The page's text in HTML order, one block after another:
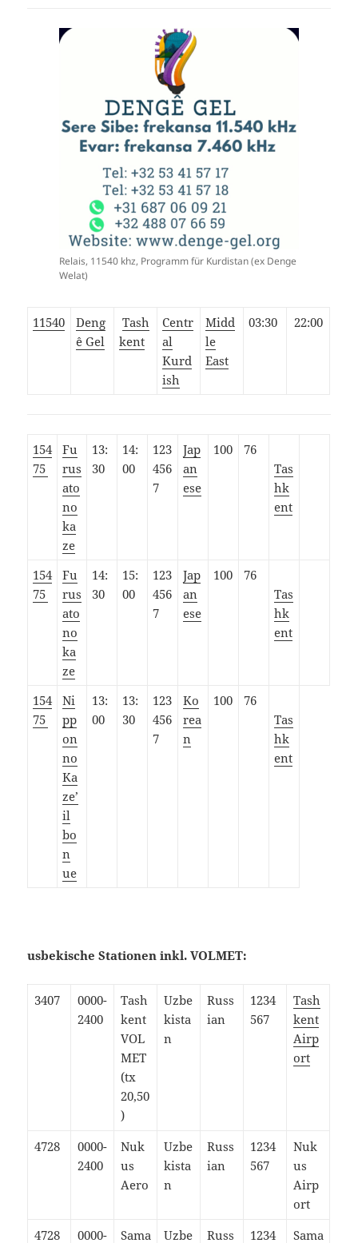
Relais, 11540 khz, Programm für Kurdistan (ex Denge
Welat)
11540
Deng
ê Gel
Tash
kent
Centr
al
Kurd
ish
Midd
le
East
03:30 22:00
154
75
Fu
rus
ato
no
ka
ze
13:
30
14:
00
123
456
7
Jap
an
ese
100
76
Tas
hk
ent
154
75
Fu
rus
ato
no
ka
ze
14:
30
15:
00
123
456
7
Jap
an
ese
100
76
Tas
hk
ent
154
75
Ni
pp
on
no
Ka
ze’
il
bo
n
ue
13:
00
13:
30
123
456
7
Ko
rea
n
100
76
Tas
hk
ent
usbekische Stationen inkl. VOLMET:
3407
0000-
2400
Tash
kent
VOL
MET
(tx
20,50
)
Uzbe
kista
n
Russ
ian
1234
567
Tash
kent
Airp
ort
4728
0000-
2400
Nuk
us
Aero
Uzbe
kista
n
Russ
ian
1234
567
Nuk
us
Airp
ort
4728
0000- Sama Uzbe Russ 1234 Sama